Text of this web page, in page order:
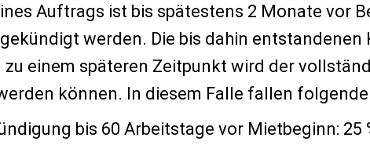
Auftrags ist bis spätestens 2 Monate vor
werden. Die bis dahin
zu einem späteren Zeitpunkt wird der
können. In diesem Falle fallen
bis 60 Arbeitstage vor Mietbeginn: